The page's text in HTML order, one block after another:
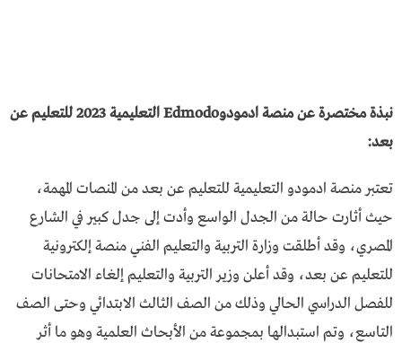
نبذة مختصرة عن منصة ادمودوEdmodo
التعليمية 2023 للتعليم عن
بعد:
تعتبر منصة ادمودو التعليمية للتعليم عن بعد من المنصات المهمة،
حيث أثارت حالة من الجدل الواسع وأدت إلى جدل كبير في الشارع
المصري، وقد أطلقت وزارة التربية والتعليم الفني منصة إلكترونية
للتعليم عن بعد، وقد أعلن وزير التربية والتعليم إلغاء الامتحانات
للفصل الدراسي الحالي وذلك من الصف الثالث الابتدائي وحتى الصف
التاسع، وتم استبدالها بمجموعة من الأبحاث العلمية وهو ما أثر